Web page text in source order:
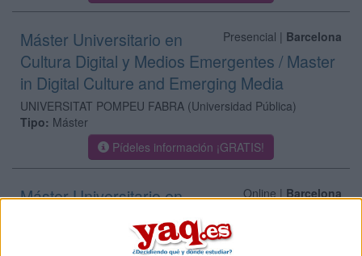
Presencial | Barcelona
Máster Universitario en
Cultura Digital y Medios Emergentes / Master
in Digital Culture and Emerging Media
UNIVERSITAT POMPEU FABRA (Universidad Pública)
Tipo: Máster
Pídeles información ¡GRATIS!
Online |Barcelona
Máster Universitario en
Dirección de Comunicación y Estrategia en
Relaciones Públicas